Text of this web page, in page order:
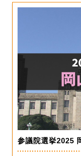
参議院選挙2025